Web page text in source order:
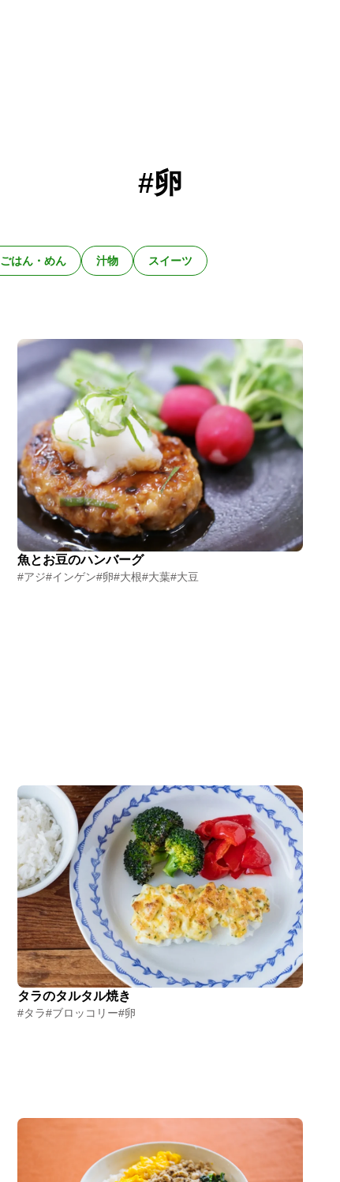
#卵
ごはん・めん 汁物 スイーツ
魚とお豆のハンバーグ
#アジ#インゲン#卵#大根#大葉#大豆
タラのタルタル焼き
#タラ#ブロッコリー#卵